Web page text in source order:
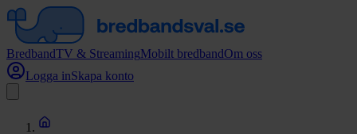
BredbandTV & StreamingMobilt bredbandOm oss
Logga inSkapa konto